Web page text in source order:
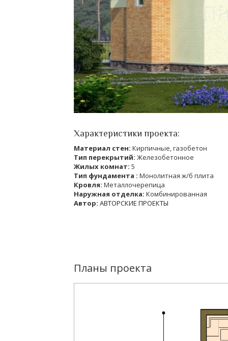
Характеристики проекта:
Материал стен: Кирпичные, газобетон
Тип перекрытий: Железобетонное
Жилых комнат: 5
Тип фундамента : Монолитная ж/б плита
Кровля: Металлочерепица
Наружная отделка: Комбинированная
Автор: АВТОРСКИЕ ПРОЕКТЫ
Планы проекта